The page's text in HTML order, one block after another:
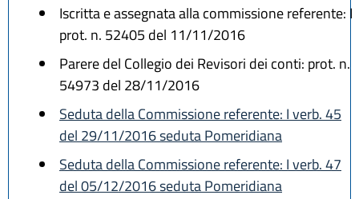
Iscritta e assegnata alla commissione referente: I
prot. n. 52405 del 11/11/2016
Parere del Collegio dei Revisori dei conti: prot. n.
54973 del 28/11/2016
Seduta della Commissione referente: I verb. 45
del 29/11/2016 seduta Pomeridiana
Seduta della Commissione referente: I verb. 47
del 05/12/2016 seduta Pomeridiana